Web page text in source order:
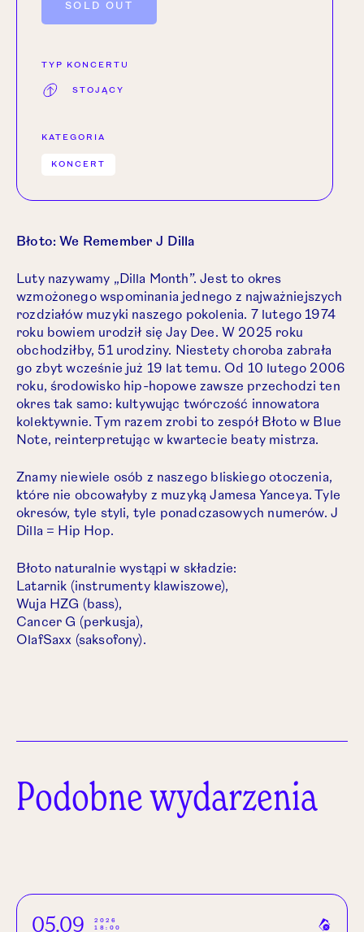
SOLD OUT
TYP KONCERTU
STOJĄCY
KATEGORIA
KONCERT
Błoto: We Remember J Dilla
Luty nazywamy „Dilla Month”. Jest to okres
wzmożonego wspominania jednego z najważniejszych
rozdziałów muzyki naszego pokolenia. 7 lutego 1974
roku bowiem urodził się Jay Dee. W 2025 roku
obchodziłby, 51 urodziny. Niestety choroba zabrała
go zbyt wcześnie już 19 lat temu. Od 10 lutego 2006
roku, środowisko hip-hopowe zawsze przechodzi ten
okres tak samo: kultywując twórczość innowatora
kolektywnie. Tym razem zrobi to zespół Błoto w Blue
Note, reinterpretując w kwartecie beaty mistrza.
Znamy niewiele osób z naszego bliskiego otoczenia,
które nie obcowałyby z muzyką Jamesa Yanceya. Tyle
okresów, tyle styli, tyle ponadczasowych numerów. J
Dilla = Hip Hop.
Błoto naturalnie wystąpi w składzie:
Latarnik (instrumenty klawiszowe),
Wuja HZG (bass),
Cancer G (perkusja),
OlafSaxx (saksofony).
Podobne wydarzenia
05.09
2026
18:00